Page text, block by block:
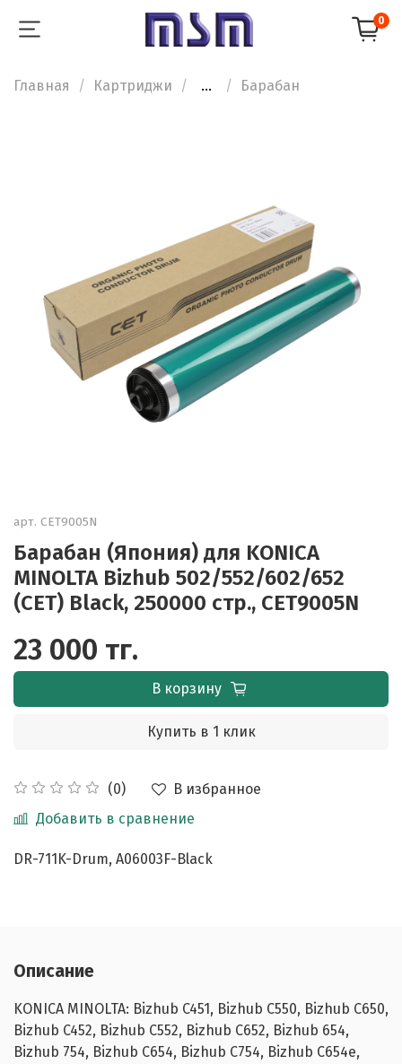
0
Главная Картриджи ... Барабан
арт. CET9005N
Барабан (Япония) для KONICA
MINOLTA Bizhub 502/552/602/652
(CET) Black, 250000 стр., CET9005N
(0)
В избранное
Добавить в сравнение
23 000 тг.
В корзину
Купить в 1 клик
DR-711K-Drum, A06003F-Black
Описание
KONICA MINOLTA: Bizhub C451, Bizhub C550, Bizhub C650,
Bizhub C452, Bizhub C552, Bizhub C652, Bizhub 654,
Bizhub 754, Bizhub C654, Bizhub C754, Bizhub C654e,